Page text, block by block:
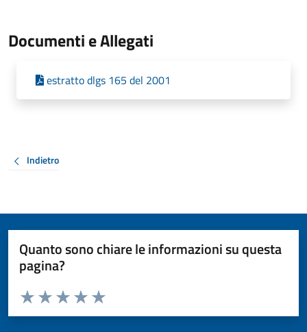
Documenti e Allegati
estratto dlgs 165 del 2001
Indietro
Quanto sono chiare le informazioni su questa
pagina?
Valuta da 1 a 5 stelle la pagina
Valuta 5 stelle su 5
Valuta 4 stelle su 5
Valuta 3 stelle su 5
Valuta 2 stelle su 5
Valuta 1 stelle su 5